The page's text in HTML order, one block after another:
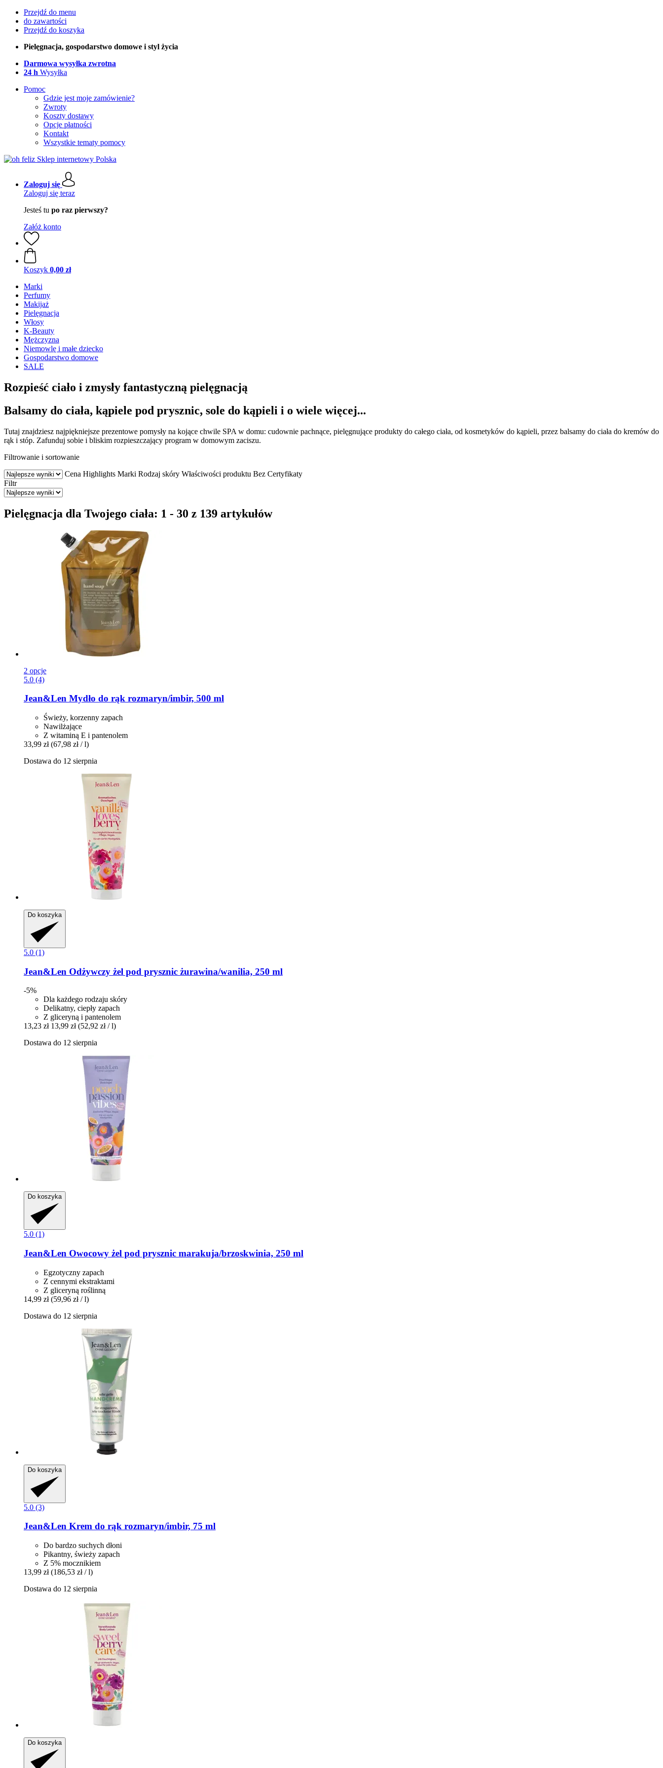
Przejdź do menu
do zawartości
Przejdź do koszyka
Pielęgnacja, gospodarstwo domowe i styl życia
Darmowa wysyłka zwrotna
24 h Wysyłka
Pomoc
Gdzie jest moje zamówienie?
Zwroty
Koszty dostawy
Opcje płatności
Kontakt
Wszystkie tematy pomocy
Zaloguj się
Zaloguj się teraz
Jesteś tu po raz pierwszy?
Załóż konto
Koszyk 0,00 zł
Marki
Perfumy
Makijaż
Pielęgnacja
Włosy
K-Beauty
Mężczyzna
Niemowlę i małe dziecko
Gospodarstwo domowe
SALE
Rozpieść ciało i zmysły fantastyczną pielęgnacją
Balsamy do ciała, kąpiele pod prysznic, sole do kąpieli i o wiele więcej...
Tutaj znajdziesz najpiękniejsze prezentowe pomysły na kojące chwile SPA w domu: cudownie pachnące, pielęgnujące produkty do całego ciała, od kosmetyków do kąpieli, przez balsamy do ciała do kremów do
rąk i stóp. Zafunduj sobie i bliskim rozpieszczający program w domowym zaciszu.
Filtrowanie i sortowanie
Cena Highlights Marki Rodzaj skóry Właściwości produktu Bez Certyfikaty
Filtr
Pielęgnacja dla Twojego ciała: 1 - 30 z 139 artykułów
2 opcje
5.0 (4)
Jean&Len Mydło do rąk rozmaryn/imbir, 500 ml
Świeży, korzenny zapach
Nawilżające
Z witaminą E i pantenolem
33,99 zł (67,98 zł / l)
Dostawa do 12 sierpnia
Do koszyka
5.0 (1)
Jean&Len Odżywczy żel pod prysznic żurawina/wanilia, 250 ml
-5%
Dla każdego rodzaju skóry
Delikatny, ciepły zapach
Z gliceryną i pantenolem
13,23 zł 13,99 zł (52,92 zł / l)
Dostawa do 12 sierpnia
Do koszyka
5.0 (1)
Jean&Len Owocowy żel pod prysznic marakuja/brzoskwinia, 250 ml
Egzotyczny zapach
Z cennymi ekstraktami
Z gliceryną roślinną
14,99 zł (59,96 zł / l)
Dostawa do 12 sierpnia
Do koszyka
5.0 (3)
Jean&Len Krem ​​do rąk rozmaryn/imbir, 75 ml
Do bardzo suchych dłoni
Pikantny, świeży zapach
Z 5% mocznikiem
13,99 zł (186,53 zł / l)
Dostawa do 12 sierpnia
Do koszyka